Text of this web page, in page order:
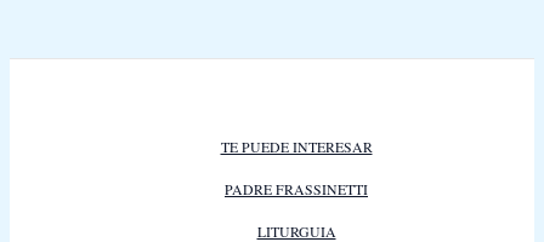
TE PUEDE INTERESAR
PADRE FRASSINETTI
LITURGUIA